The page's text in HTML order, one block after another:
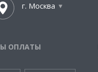
г. Москва
ОПЛАТЫ